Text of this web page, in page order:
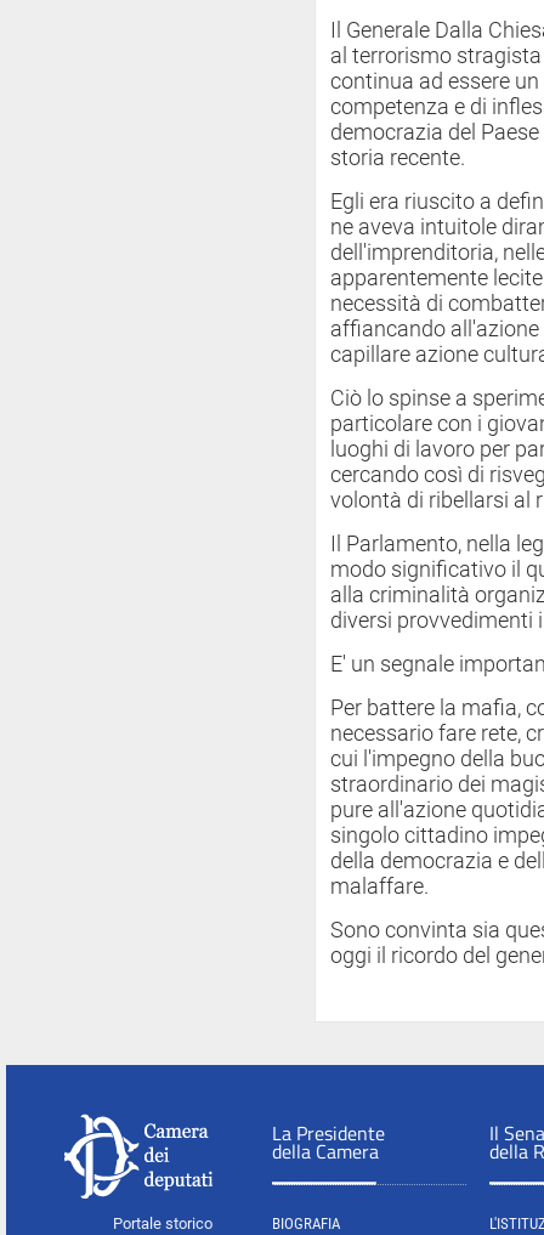
Il Generale Dalla
al terrorismo
continua ad essere
competenza e di
democrazia del
storia recente.
Egli era riuscito a
ne aveva intuitole
dell'imprenditoria,
apparentemente
necessità di
affiancando
capillare azione
Ciò lo spinse a
particolare con i
luoghi di lavoro per
cercando così di
volontà di ribellarsi al
Il Parlamento, nella
modo significativo il
alla criminalità
diversi provvedimenti
E' un segnale
Per battere la mafia,
necessario fare rete,
cui l'impegno della
straordinario dei
pure all'azione
singolo cittadino
della democrazia e
malaffare.
Sono convinta sia
oggi il ricordo del
Portale storico
La Presidente
della Camera
BIOGRAFIA
Il
della